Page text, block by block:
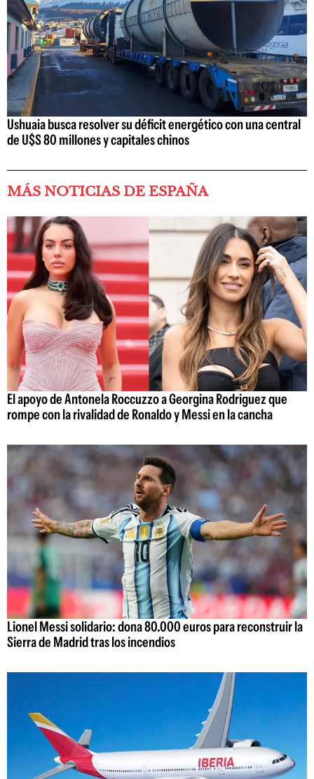
Ushuaia busca resolver su déficit energético con una central
de U$S 80 millones y capitales chinos
MÁS NOTICIAS DE ESPAÑA
El apoyo de Antonela Roccuzzo a Georgina Rodriguez que
rompe con la rivalidad de Ronaldo y Messi en la cancha
Lionel Messi solidario: dona 80.000 euros para reconstruir la
Sierra de Madrid tras los incendios